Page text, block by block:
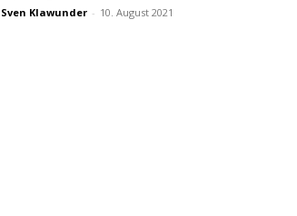
Sven Klawunder - 10. August 2021